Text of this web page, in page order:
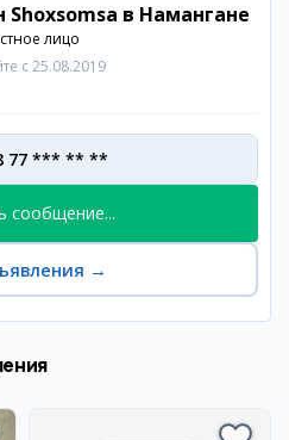
Shoxsomsa в Намангане
лицо
с 25.08.2019
77 *** ** **
сообщение...
→